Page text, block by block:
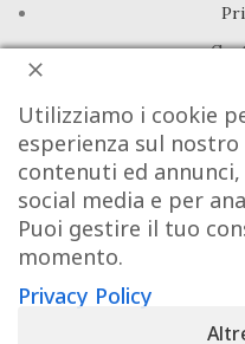
DeA Jewels® | Valeria
Utilizziamo i cookie
esperienza sul
contenuti ed
social media e per
Puoi gestire il tuo
momento.
Privacy Policy